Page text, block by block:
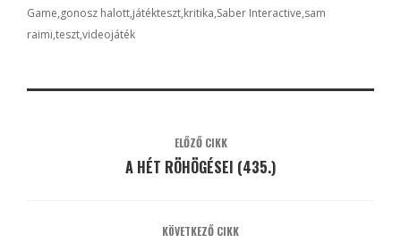
Game gonosz halott játékteszt kritika Saber Interactive sam
raimi tesztvideojáték
ELŐZŐ CIKK
A HÉT RÖHÖGÉSEI (435.)
KÖVETKEZŐ CIKK